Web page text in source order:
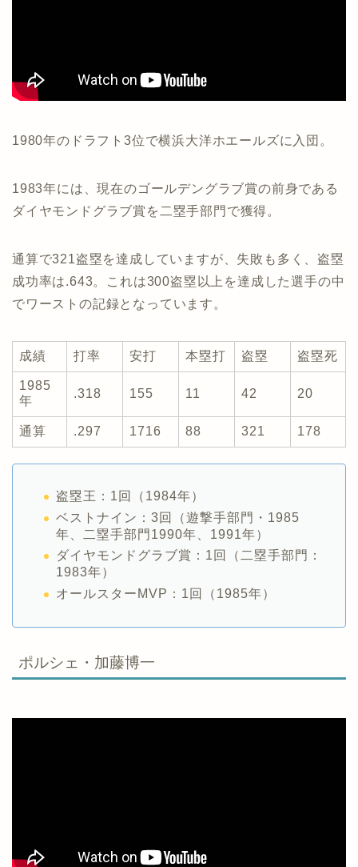
1980年のドラフト3位で横浜大洋ホエールズに入団。
1983年には、現在のゴールデングラブ賞の前身である
ダイヤモンドグラブ賞を二塁手部門で獲得。
通算で321盗塁を達成していますが、失敗も多く、盗塁
成功率は.643。これは300盗塁以上を達成した選手の中
でワーストの記録となっています。
成績 打率 安打 本塁打 盗塁 盗塁死
1985
年
.318 155 11 42 20
通算 .297 1716 88 321 178
盗塁王：1回（1984年）
ベストナイン：3回（遊撃手部門・1985
年、二塁手部門1990年、1991年）
ダイヤモンドグラブ賞：1回（二塁手部門：
1983年）
オールスターMVP：1回（1985年）
ポルシェ・加藤博一